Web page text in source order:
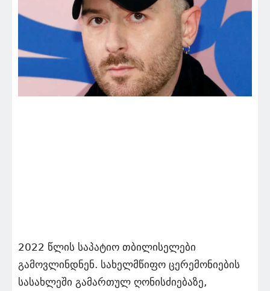
2022 წლის საპატიო თბილისელები
გამოვლინდნენ. სახელმწიფო ცერემონიების
სასახლეში გამართულ ღონისძიებაზე,